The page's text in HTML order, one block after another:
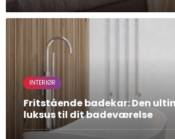
INTERIØR
Fritstående badekar: Den
luksus til dit badeværelse